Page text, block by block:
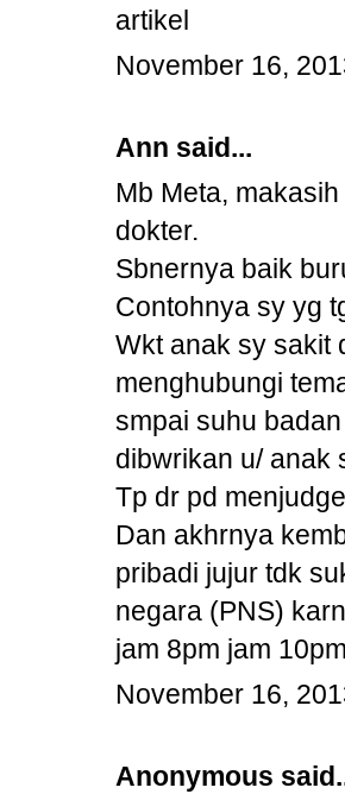
artikel
November 16,
Ann said...
Mb Meta,
dokter.
Sbnernya baik
Contohnya sy yg
Wkt anak sy sakit
menghubungi
smpai suhu
dibwrikan u/ anak
Tp dr pd
Dan akhrnya
pribadi jujur tdk
negara (PNS)
jam 8pm jam
November 16,
Anonymous